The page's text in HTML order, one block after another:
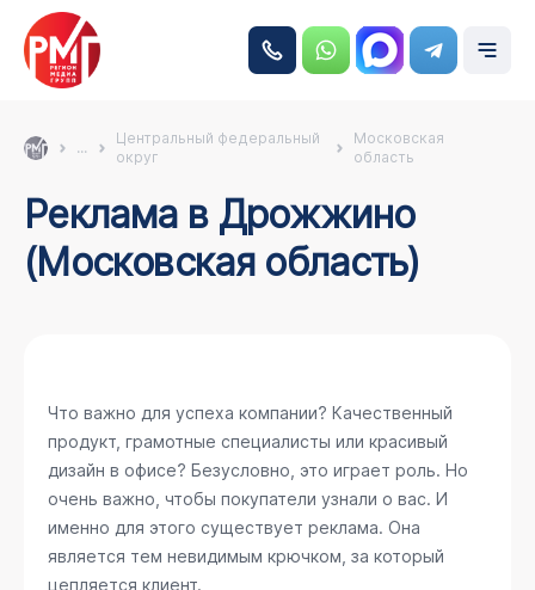
...
Центральный федеральный
округ
Московская
область
Реклама в Дрожжино
(Московская область)
Что важно для успеха компании? Качественный
продукт, грамотные специалисты или красивый
дизайн в офисе? Безусловно, это играет роль. Но
очень важно, чтобы покупатели узнали о вас. И
именно для этого существует реклама. Она
является тем невидимым крючком, за который
цепляется клиент.